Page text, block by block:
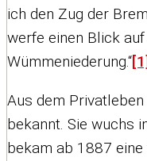
ich den Zug der
werfe einen Blick
Wümmeniederung.“[1]
Aus dem
bekannt. Sie wuchs
bekam ab 1887